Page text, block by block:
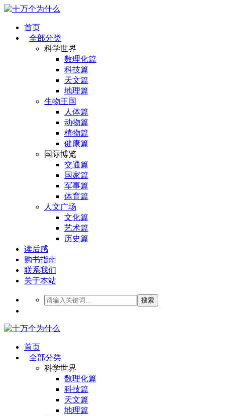
首页
全部分类
科学世界
数理化篇
科技篇
天文篇
地理篇
生物王国
人体篇
动物篇
植物篇
健康篇
国际博览
交通篇
国家篇
军事篇
体育篇
人文广场
文化篇
艺术篇
历史篇
读后感
购书指南
联系我们
关于本站
搜索
首页
全部分类
科学世界
数理化篇
科技篇
天文篇
地理篇